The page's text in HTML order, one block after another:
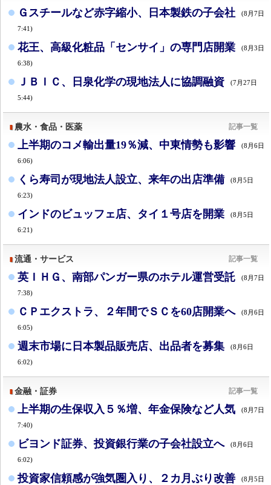
Ｇスチールなど赤字縮小、日本製鉄の子会社 (8月7日
7:41)
花王、高級化粧品「センサイ」の専門店開業 (8月3日
6:38)
ＪＢＩＣ、日泉化学の現地法人に協調融資 (7月27日
5:44)
農水・食品・医薬 記事一覧
上半期のコメ輸出量19％減、中東情勢も影響 (8月6日
6:06)
くら寿司が現地法人設立、来年の出店準備 (8月5日
6:23)
インドのビュッフェ店、タイ１号店を開業 (8月5日
6:21)
流通・サービス 記事一覧
英ＩＨＧ、南部パンガー県のホテル運営受託 (8月7日
7:38)
ＣＰエクストラ、２年間でＳＣを60店開業へ (8月6日
6:05)
週末市場に日本製品販売店、出品者を募集 (8月6日
6:02)
金融・証券 記事一覧
上半期の生保収入５％増、年金保険など人気 (8月7日
7:40)
ビヨンド証券、投資銀行業の子会社設立へ (8月6日
6:02)
投資家信頼感が強気圏入り、２カ月ぶり改善 (8月5日